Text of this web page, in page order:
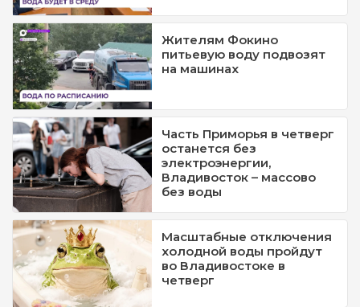
Жителям Фокино
питьевую воду подвозят
на машинах
Часть Приморья в четверг
останется без
электроэнергии,
Владивосток – массово
без воды
Масштабные отключения
холодной воды пройдут
во Владивостоке в
четверг